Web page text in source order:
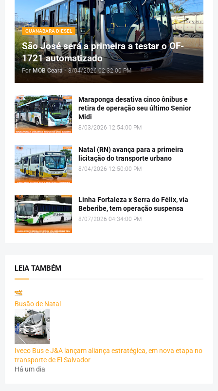
GUANABARA DIESEL
São José será a primeira a testar o OF-
1721 automatizado
Por MOB Ceará - 8/04/2026 02:32:00 PM
Maraponga desativa cinco ônibus e
retira de operação seu último Senior
Midi
8/03/2026 12:54:00 PM
Natal (RN) avança para a primeira
licitação do transporte urbano
8/04/2026 12:50:00 PM
Linha Fortaleza x Serra do Félix, via
Beberibe, tem operação suspensa
8/07/2026 04:34:00 PM
LEIA TAMBÉM
Busão de Natal
Iveco Bus e J&A lançam aliança estratégica, em nova etapa no
transporte de El Salvador
Há um dia